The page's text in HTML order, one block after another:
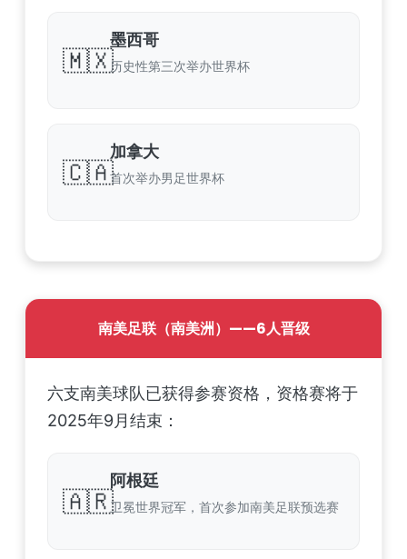
🇲🇽
墨西哥
历史性第三次举办世界杯
🇨🇦
加拿大
首次举办男足世界杯
南美足联（南美洲）——6人晋级
六支南美球队已获得参赛资格，资格赛将于
2025年9月结束：
🇦🇷
阿根廷
卫冕世界冠军，首次参加南美足联预选赛